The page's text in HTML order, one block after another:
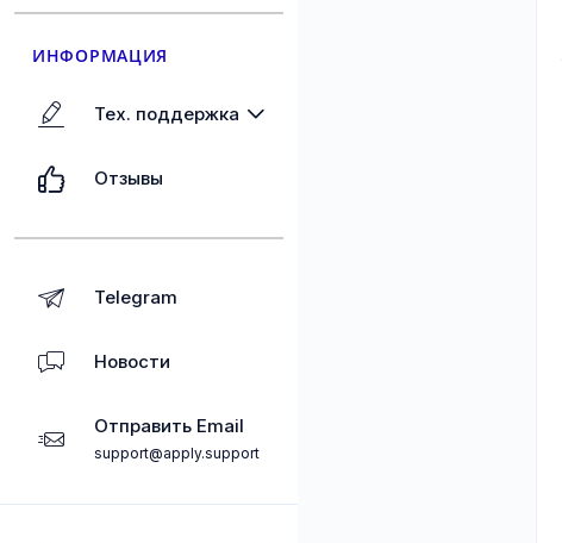
ИНФОРМАЦИЯ
Тех. поддержка
Отзывы
Telegram
Новости
Отправить Email
support@apply.support